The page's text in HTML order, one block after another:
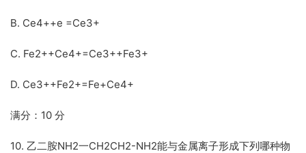
B. Ce4++e =Ce3+
C. Fe2++Ce4+=Ce3++Fe3+
D. Ce3++Fe2+=Fe+Ce4+
满分：10 分
10. 乙二胺NH2一CH2CH2-NH2能与金属离子形成下列哪种物